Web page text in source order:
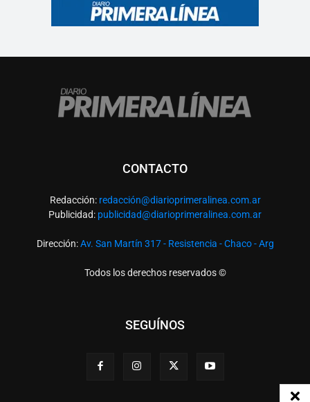
CONTACTO
Redacción: redacción@diarioprimeralinea.com.ar
Publicidad: publicidad@diarioprimeralinea.com.ar
Dirección:Av. San Martín 317 - Resistencia - Chaco - Arg
Todos los derechos reservados ©
SEGUÍNOS